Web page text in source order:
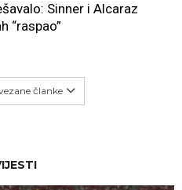
Sinner i Alcaraz
“raspao”
članke